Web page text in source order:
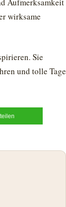
wirksame
Sie
und tolle Tage
teilen